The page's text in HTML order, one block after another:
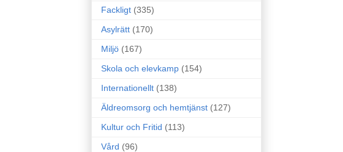
Fackligt (335)
Asylrätt (170)
Miljö (167)
Skola och elevkamp (154)
Internationellt (138)
Äldreomsorg och hemtjänst (127)
Kultur och Fritid (113)
Vård (96)